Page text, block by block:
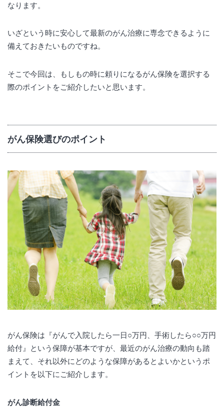
なります。
いざという時に安心して最新のがん治療に専念できるように
備えておきたいものですね。
そこで今回は、もしもの時に頼りになるがん保険を選択する
際のポイントをご紹介したいと思います。
がん保険選びのポイント
がん保険は『がんで入院したら一日○万円、手術したら○○万円
給付』という保障が基本ですが、最近のがん治療の動向も踏
まえて、それ以外にどのような保障があるとよいかというポ
イントを以下にご紹介します。
がん診断給付金